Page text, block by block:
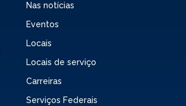
Nas notícias
Eventos
Locais
Locais de serviço
Carreiras
Serviços Federais